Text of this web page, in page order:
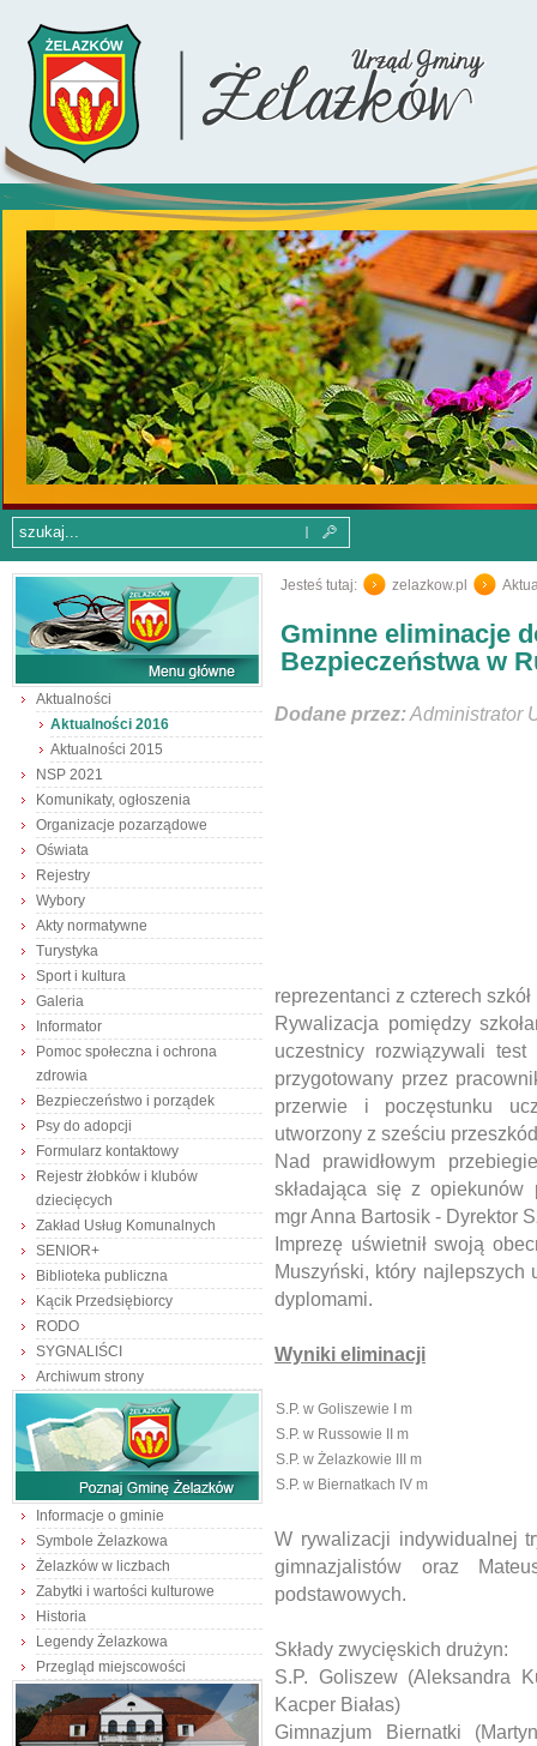
Aktualności
Aktualności 2016
Aktualności 2015
NSP 2021
Komunikaty, ogłoszenia
Organizacje pozarządowe
Oświata
Rejestry
Wybory
Akty normatywne
Turystyka
Sport i kultura
Galeria
Informator
Pomoc społeczna i ochrona
zdrowia
Bezpieczeństwo i porządek
Psy do adopcji
Formularz kontaktowy
Rejestr żłobków i klubów
dziecięcych
Zakład Usług Komunalnych
SENIOR+
Biblioteka publiczna
Kącik Przedsiębiorcy
RODO
SYGNALIŚCI
Archiwum strony
Informacje o gminie
Symbole Żelazkowa
Żelazków w liczbach
Zabytki i wartości kulturowe
Historia
Legendy Żelazkowa
Przegląd miejscowości
Jesteś tutaj: zelazkow.pl
Gminne eliminacje
Bezpieczeństwa w
Dodane przez:Administrator
reprezentanci z czterech
Rywalizacja pomiędzy
uczestnicy rozwiązywali
przygotowany przez
przerwie i poczęstunku
utworzony z sześciu
Nad prawidłowym
składająca się z opiekunów
mgr Anna Bartosik - Dyrektor
Imprezę uświetnił swoją
Muszyński, który najlepszych
dyplomami.
Wyniki eliminacji
S.P. w Goliszewie I m
S.P. w Russowie II m
S.P. w Żelazkowie III m
S.P. w Biernatkach IV m
W rywalizacji indywidualnej
gimnazjalistów oraz
podstawowych.
Składy zwycięskich drużyn:
S.P. Goliszew (Aleksandra
Kacper Białas)
Gimnazjum Biernatki